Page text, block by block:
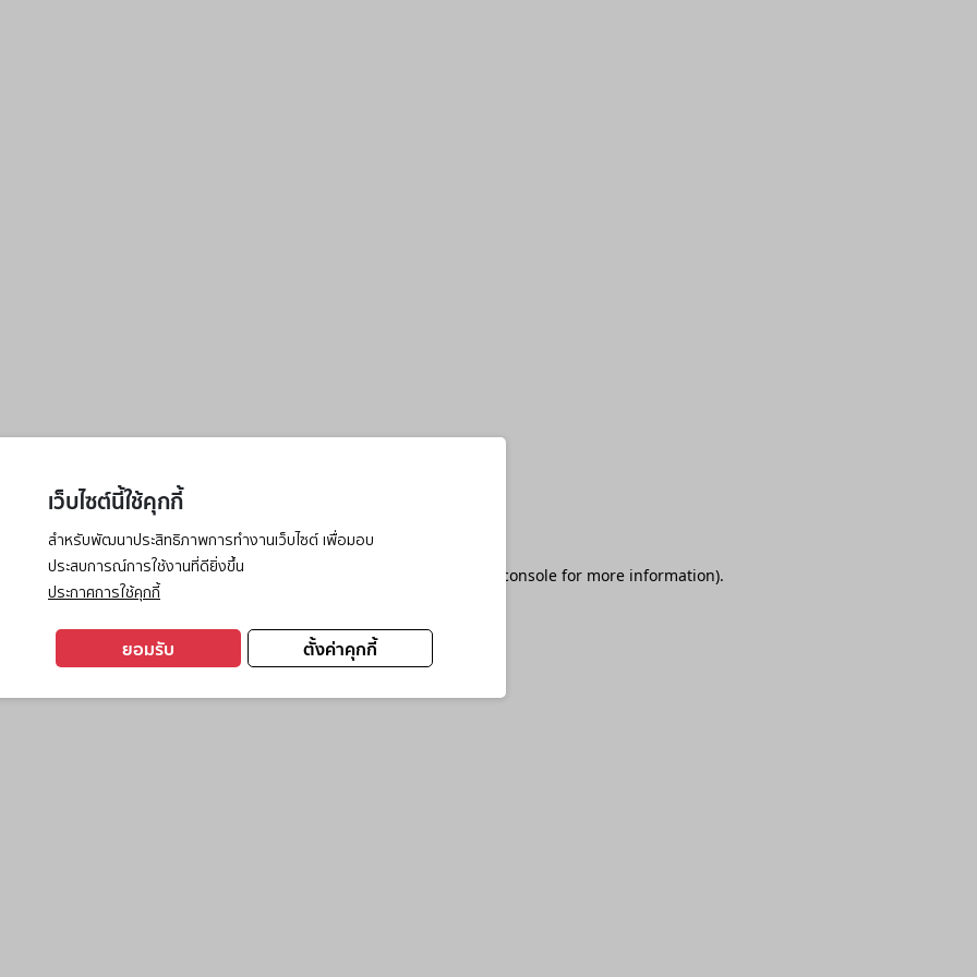
เว็บไซต์นี้ใช้คุกกี้
สำหรับพัฒนาประสิทธิภาพการทำงานเว็บไซต์ เพื่อมอบ
ประสบการณ์การใช้งานที่ดียิ่งขึ้น
ประกาศการใช้คุกกี้
ตั้งค่าคุกกี้
ยอมรับ
has occurred while loading browser console for more information).